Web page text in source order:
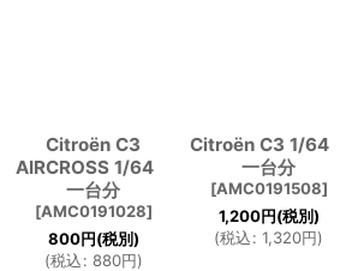
Citroën C3
AIRCROSS 1/64
一台分
[AMC0191028]
800円(税別)
(税込: 880円)
Citroën C3 1/64
一台分
[AMC0191508]
1,200円(税別)
(税込: 1,320円)